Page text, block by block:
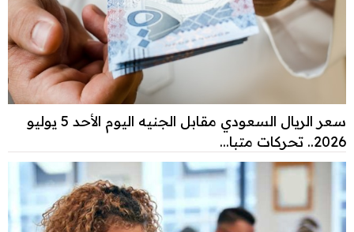
سعر الريال السعودي مقابل الجنيه اليوم الأحد 5 يوليو
2026.. تحركات متبا...